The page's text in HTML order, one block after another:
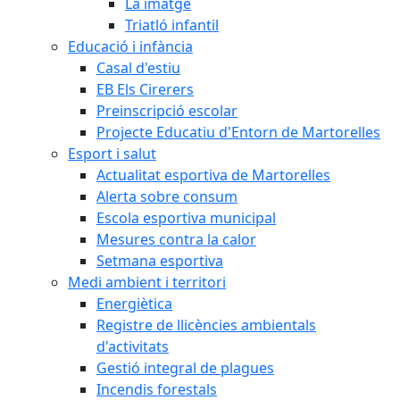
Triatló infantil
Educació i infància
Casal d'estiu
EB Els Cirerers
Preinscripció escolar
Projecte Educatiu d'Entorn de Martorelles
Esport i salut
Actualitat esportiva de Martorelles
Alerta sobre consum
Escola esportiva municipal
Mesures contra la calor
Setmana esportiva
Medi ambient i territori
Energiètica
Registre de llicències ambientals
d'activitats
Gestió integral de plagues
Incendis forestals